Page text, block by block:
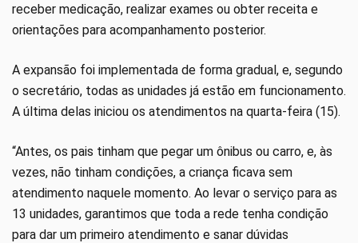
receber medicação, realizar exames ou obter receita e
orientações para acompanhamento posterior.
A expansão foi implementada de forma gradual, e, segundo
o secretário, todas as unidades já estão em funcionamento.
A última delas iniciou os atendimentos na quarta-feira (15).
“Antes, os pais tinham que pegar um ônibus ou carro, e, às
vezes, não tinham condições, a criança ficava sem
atendimento naquele momento. Ao levar o serviço para as
13 unidades, garantimos que toda a rede tenha condição
para dar um primeiro atendimento e sanar dúvidas